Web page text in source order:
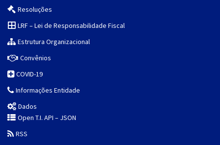
Resoluções
LRF – Lei de Responsabilidade Fiscal
Estrutura Organizacional
Convênios
COVID-19
Informações Entidade
Dados
Open T.I. API – JSON
RSS